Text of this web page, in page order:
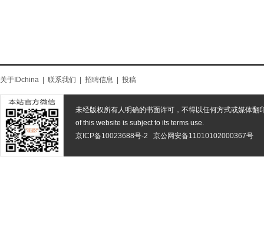
关于IDchina 联系我们 招聘信息 投稿
未经版权所有人明确的书面许可，不得以任何方式或媒体翻
of this website is subject to its terms use.
京ICP备10023688号-2
京公网安备11010102000367号